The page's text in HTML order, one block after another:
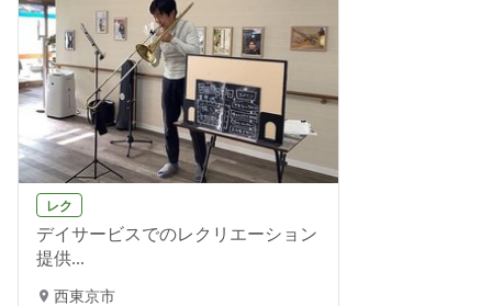
レク
デイサービスでのレクリエーション
提供...
西東京市